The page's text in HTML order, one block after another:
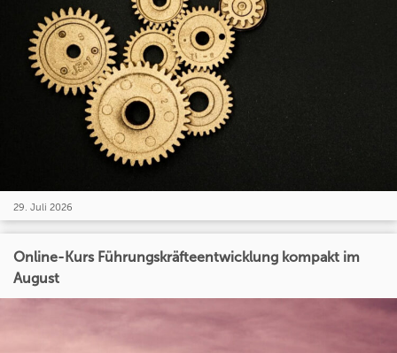
29. Juli 2026
Online-Kurs Führungskräfteentwicklung kompakt im
August